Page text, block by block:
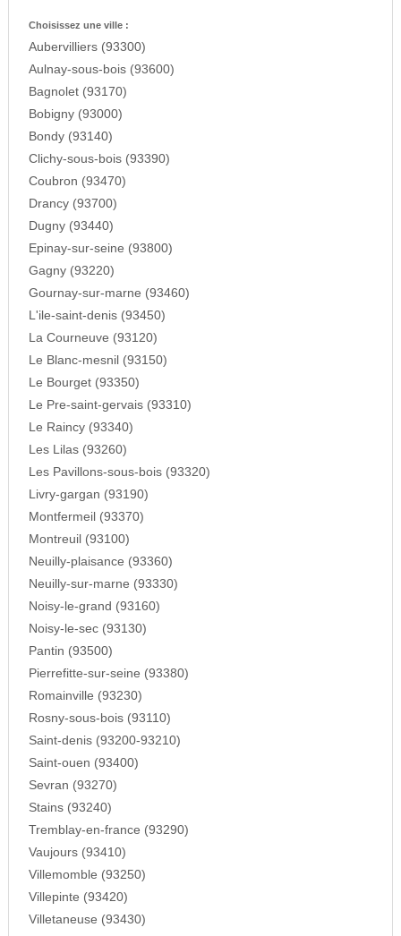
Choisissez une ville :
Aubervilliers (93300)
Aulnay-sous-bois (93600)
Bagnolet (93170)
Bobigny (93000)
Bondy (93140)
Clichy-sous-bois (93390)
Coubron (93470)
Drancy (93700)
Dugny (93440)
Epinay-sur-seine (93800)
Gagny (93220)
Gournay-sur-marne (93460)
L'ile-saint-denis (93450)
La Courneuve (93120)
Le Blanc-mesnil (93150)
Le Bourget (93350)
Le Pre-saint-gervais (93310)
Le Raincy (93340)
Les Lilas (93260)
Les Pavillons-sous-bois (93320)
Livry-gargan (93190)
Montfermeil (93370)
Montreuil (93100)
Neuilly-plaisance (93360)
Neuilly-sur-marne (93330)
Noisy-le-grand (93160)
Noisy-le-sec (93130)
Pantin (93500)
Pierrefitte-sur-seine (93380)
Romainville (93230)
Rosny-sous-bois (93110)
Saint-denis (93200-93210)
Saint-ouen (93400)
Sevran (93270)
Stains (93240)
Tremblay-en-france (93290)
Vaujours (93410)
Villemomble (93250)
Villepinte (93420)
Villetaneuse (93430)